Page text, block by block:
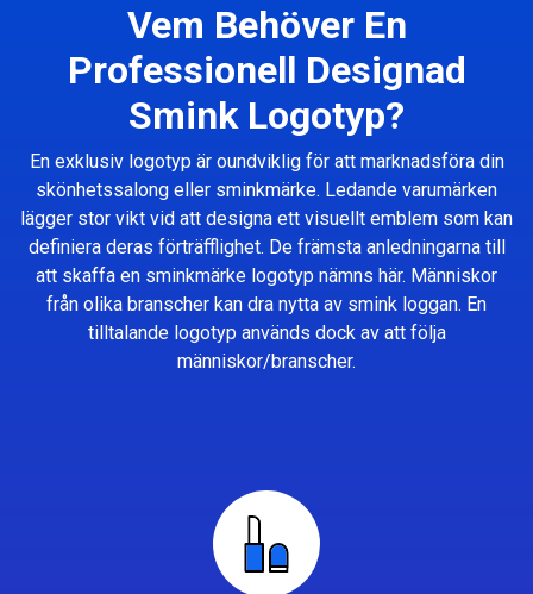
Vem Behöver En
Professionell Designad
Smink Logotyp?
En exklusiv logotyp är oundviklig för att marknadsföra din
skönhetssalong eller sminkmärke. Ledande varumärken
lägger stor vikt vid att designa ett visuellt emblem som kan
definiera deras förträfflighet. De främsta anledningarna till
att skaffa en sminkmärke logotyp nämns här. Människor
från olika branscher kan dra nytta av smink loggan. En
tilltalande logotyp används dock av att följa
människor/branscher.